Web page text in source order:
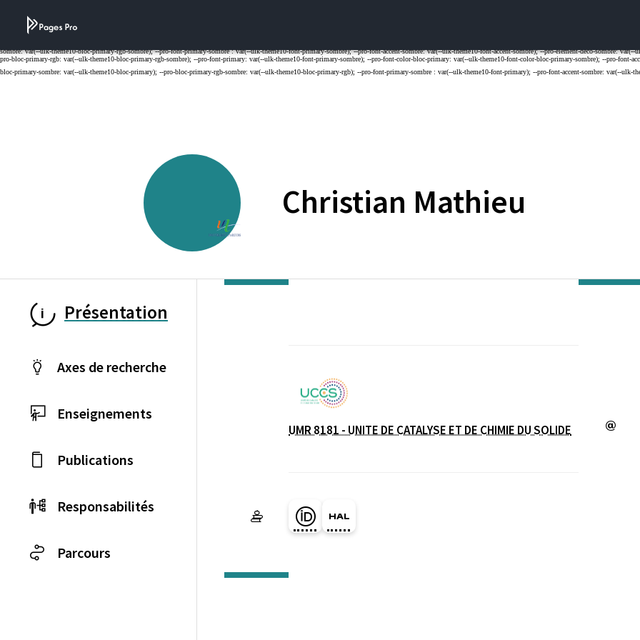
Christian Mathieu
Laboratoire / équipeUMR 8181 - UNITE DE CATALYSE ET DE CHIMIE DU SOLIDE
Page Orcid du membre (Ouverture dans une nouvelle
HAL christian-mathieu (Ouverture dans une
Présentation
Axes de recherche
Enseignements
Publications
Responsabilités
Parcours